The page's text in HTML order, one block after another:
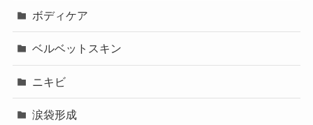
ボディケア
ベルベットスキン
ニキビ
涙袋形成